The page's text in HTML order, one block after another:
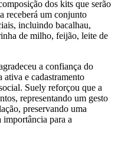
dos kits que serão
receberá um conjunto
incluindo bacalhau,
de milho, feijão, leite de
a confiança do
ativa e cadastramento
Suely reforçou que a
representando um gesto
preservando uma
para a